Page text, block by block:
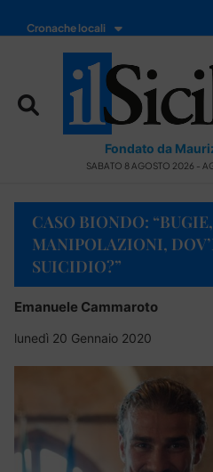
Cronache locali
Fondato da
SABATO 8 AGOSTO 2026 -
CASO BIONDO:
MANIPOLAZIONI,
SUICIDIO?”
Emanuele Cammaroto
lunedì 20 Gennaio 2020